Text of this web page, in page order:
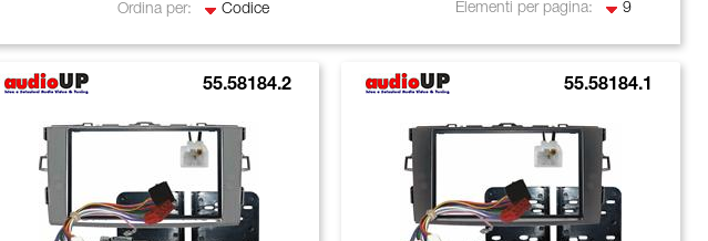
Ordina per: Elementi per pagina:
55.58184.2 55.58184.1